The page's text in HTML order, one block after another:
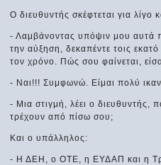
Ο διευθυντής σκέφτεται για λίγο
- Λαμβάνοντας υπόψιν μου αυτά
την αύξηση, δεκαπέντε τοις
τον χρόνο. Πώς σου φαίνεται,
- Ναι!!! Συμφωνώ. Είμαι πολύ
- Μια στιγμή, λέει ο διευθυντής,
τρέχουν από πίσω σου;
Και ο υπάλληλος:
- Η ΔΕΗ, ο ΟΤΕ, η ΕΥΔΑΠ και η